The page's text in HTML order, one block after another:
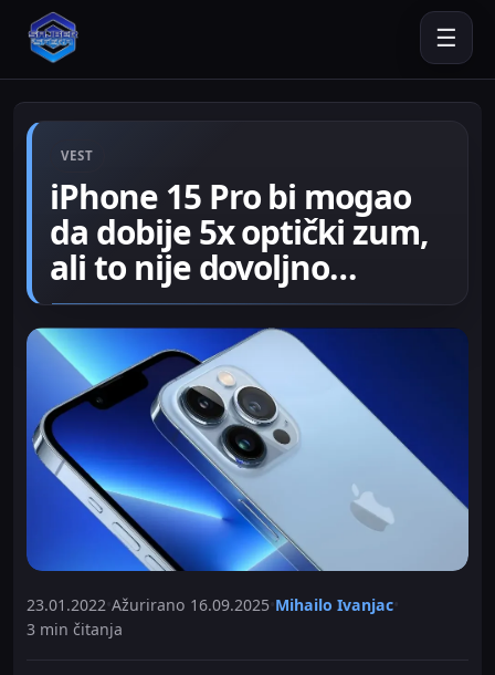
☰
VEST
iPhone 15 Pro bi mogao
da dobije 5x optički zum,
ali to nije dovoljno…
23.01.2022 Ažurirano 16.09.2025 Mihailo Ivanjac
3 min čitanja